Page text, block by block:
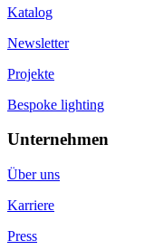
Katalog
Newsletter
Projekte
Bespoke lighting
Unternehmen
Über uns
Karriere
Press